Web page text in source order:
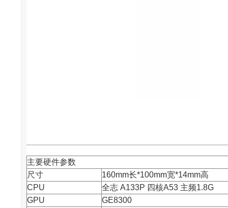
主要硬件参数
尺寸
160mm长*100mm宽*14mm高
CPU
全志 A133P 四核A53 主频1.8G
GPU
GE8300